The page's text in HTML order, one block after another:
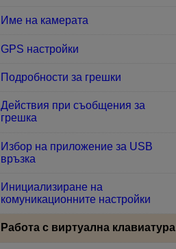
Име на камерата
GPS настройки
Подробности за грешки
Действия при съобщения за
грешка
Избор на приложение за USB
връзка
Инициализиране на
комуникационните настройки
Работа с виртуална клавиатура